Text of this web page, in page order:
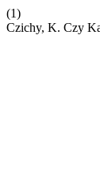
(1)
Czichy, K. Czy